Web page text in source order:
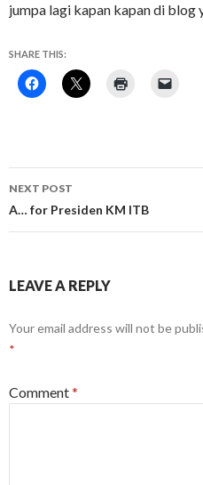
jumpa lagi kapan kapan di
SHARE THIS:
Post
navigation
NEXT POST
A… for Presiden KM ITB
LEAVE A REPLY
Your email address will not be
*
Comment*